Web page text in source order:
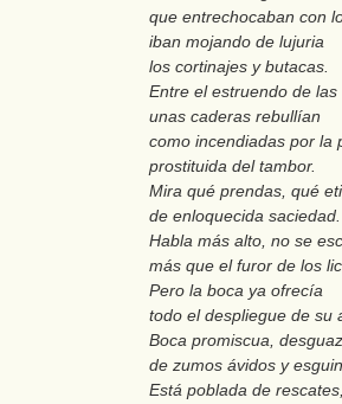
que entrechocaban con
iban mojando de lujuria
los cortinajes y butacas.
Entre el estruendo de las
unas caderas rebullían
como incendiadas por la
prostituida del tambor.
Mira qué prendas, qué
de enloquecida saciedad.
Habla más alto, no se
más que el furor de los
Pero la boca ya ofrecía
todo el despliegue de su
Boca promiscua,
de zumos ávidos y
Está poblada de